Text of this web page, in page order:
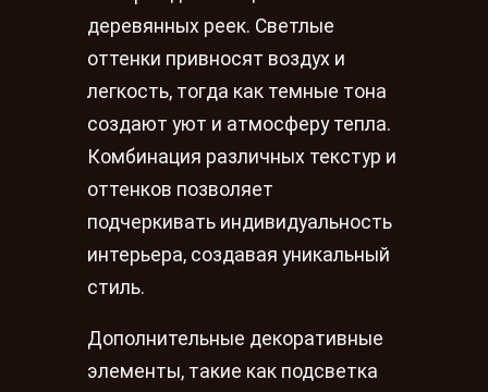
деревянных реек. Светлые
оттенки привносят воздух и
легкость, тогда как темные тона
создают уют и атмосферу тепла.
Комбинация различных текстур и
оттенков позволяет
подчеркивать индивидуальность
интерьера, создавая уникальный
стиль.
Дополнительные декоративные
элементы, такие как подсветка